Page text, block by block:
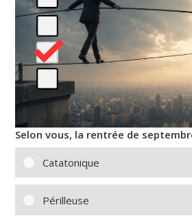
Selon vous, la rentrée de
Catatonique
Périlleuse